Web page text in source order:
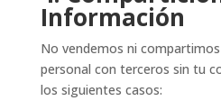
Información
No vendemos ni
personal con terceros sin tu
los siguientes casos: